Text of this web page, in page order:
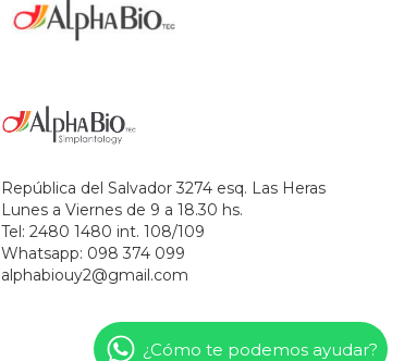
República del Salvador 3274 esq. Las Heras
Lunes a Viernes de 9 a 18.30 hs.
Tel: 2480 1480 int. 108/109
Whatsapp: 098 374 099
alphabiouy2@gmail.com
¿Cómo te podemos ayudar?